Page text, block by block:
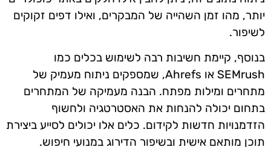
יותר, מהו זמן השהייה של המבקרים, ואילו דפים זקוקים
לשיפור.
בנוסף, קיימת חשיבות רבה לשימוש בכלים כמו
SEMrush או Ahrefs, שמספקים ניתוח מעמיק של
מתחרים ומילות מפתח. הבנה מעמיקה של המתחרים
בתחום יכולה להנחות את האסטרטגיה ולחשוף
הזדמנויות חדשות לקידום. כלים אלו יכולים לסייע ביצירת
תוכן מותאם אישית ובשיפור הדירוג במנועי חיפוש.